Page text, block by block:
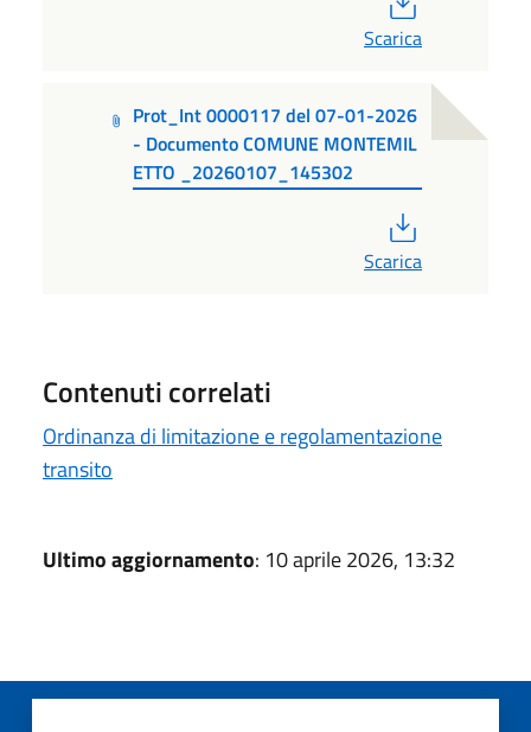
Scarica
Prot_Int 0000117 del 07-01-2026
- Documento COMUNE MONTEMIL
ETTO _20260107_145302
Scarica
Contenuti correlati
Ordinanza di limitazione e regolamentazione
transito
Ultimo aggiornamento: 10 aprile 2026, 13:32